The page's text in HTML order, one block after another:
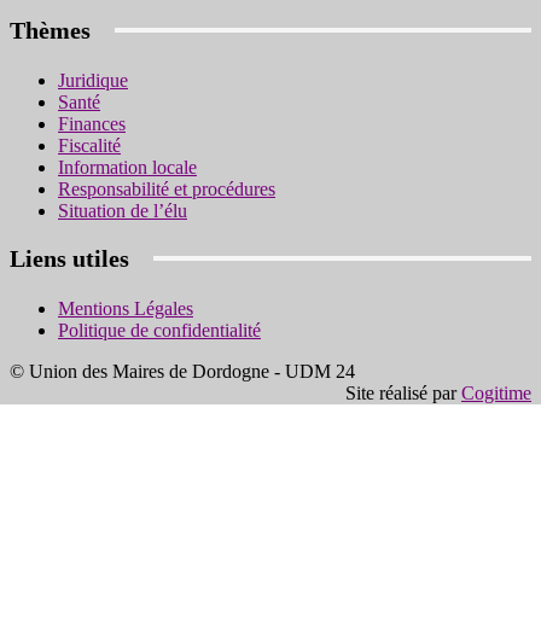
Thèmes
Juridique
Santé
Finances
Fiscalité
Information locale
Responsabilité et procédures
Situation de l’élu
Liens utiles
Mentions Légales
Politique de confidentialité
© Union des Maires de Dordogne - UDM 24
Site réalisé parCogitime